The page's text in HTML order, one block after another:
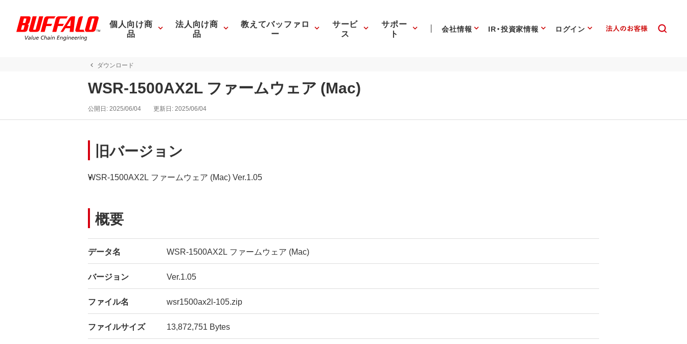
個人向け商
品
法人向け商
品
教えてバッファロ
ー
サービ
ス
サポー
ト 会社情報 IR・投資家情報 ログイン
ダウンロード
WSR-1500AX2L ファームウェア (Mac)
公開日:2025/06/04 更新日:2025/06/04
旧バージョン
WSR-1500AX2L ファームウェア (Mac) Ver.1.05
概要
データ名 WSR-1500AX2L ファームウェア (Mac)
バージョン Ver.1.05
ファイル名 wsr1500ax2l-105.zip
ファイルサイズ 13,872,751 Bytes